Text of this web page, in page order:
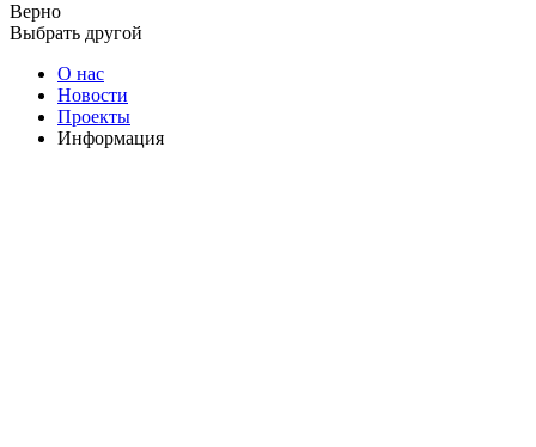
Верно
Выбрать другой
О нас
Новости
Проекты
Информация